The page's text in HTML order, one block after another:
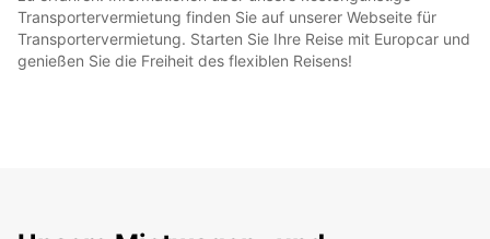
Transportervermietung finden Sie auf unserer Webseite für
Transportervermietung. Starten Sie Ihre Reise mit Europcar und
genießen Sie die Freiheit des flexiblen Reisens!